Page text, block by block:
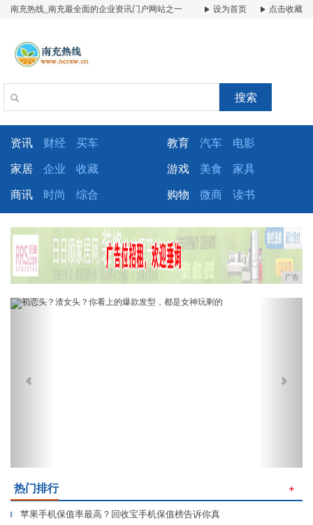
南充热线_南充最全面的企业资讯门户网站之一 设为首页 点击收藏
搜索
资讯 财经 买车 教育 汽车 电影
家居 企业 收藏 游戏 美食 家具
商讯 时尚 综合 购物 微商 读书
广告
Previous
热门排行 ＋
▎ 苹果手机保值率最高？回收宝手机保值榜告诉你真